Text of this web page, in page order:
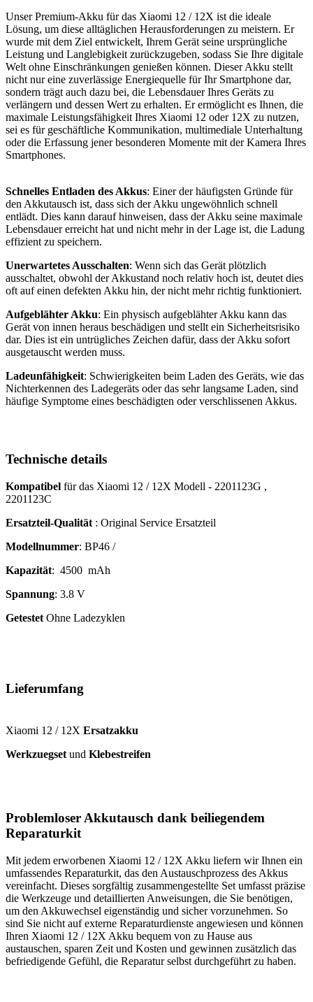
Unser Premium-Akku für das Xiaomi 12 / 12X ist die ideale
Lösung, um diese alltäglichen Herausforderungen zu meistern. Er
wurde mit dem Ziel entwickelt, Ihrem Gerät seine ursprüngliche
Leistung und Langlebigkeit zurückzugeben, sodass Sie Ihre digitale
Welt ohne Einschränkungen genießen können. Dieser Akku stellt
nicht nur eine zuverlässige Energiequelle für Ihr Smartphone dar,
sondern trägt auch dazu bei, die Lebensdauer Ihres Geräts zu
verlängern und dessen Wert zu erhalten. Er ermöglicht es Ihnen, die
maximale Leistungsfähigkeit Ihres Xiaomi 12 oder 12X zu nutzen,
sei es für geschäftliche Kommunikation, multimediale Unterhaltung
oder die Erfassung jener besonderen Momente mit der Kamera Ihres
Smartphones.
Schnelles Entladen des Akkus: Einer der häufigsten Gründe für
den Akkutausch ist, dass sich der Akku ungewöhnlich schnell
entlädt. Dies kann darauf hinweisen, dass der Akku seine maximale
Lebensdauer erreicht hat und nicht mehr in der Lage ist, die Ladung
effizient zu speichern.
Unerwartetes Ausschalten: Wenn sich das Gerät plötzlich
ausschaltet, obwohl der Akkustand noch relativ hoch ist, deutet dies
oft auf einen defekten Akku hin, der nicht mehr richtig funktioniert.
Aufgeblähter Akku: Ein physisch aufgeblähter Akku kann das
Gerät von innen heraus beschädigen und stellt ein Sicherheitsrisiko
dar. Dies ist ein untrügliches Zeichen dafür, dass der Akku sofort
ausgetauscht werden muss.
Ladeunfähigkeit: Schwierigkeiten beim Laden des Geräts, wie das
Nichterkennen des Ladegeräts oder das sehr langsame Laden, sind
häufige Symptome eines beschädigten oder verschlissenen Akkus.
Technische details
Kompatibel für das Xiaomi 12 / 12X Modell - 2201123G ,
2201123C
Ersatzteil-Qualität : Original Service Ersatzteil
Modellnummer: BP46 /
Kapazität: 4500 mAh
Spannung: 3.8 V
Getestet Ohne Ladezyklen
Lieferumfang
Xiaomi 12 / 12X Ersatzakku
Werkzuegset und Klebestreifen
Problemloser Akkutausch dank beiliegendem
Reparaturkit
Mit jedem erworbenen Xiaomi 12 / 12X Akku liefern wir Ihnen ein
umfassendes Reparaturkit, das den Austauschprozess des Akkus
vereinfacht. Dieses sorgfältig zusammengestellte Set umfasst präzise
die Werkzeuge und detaillierten Anweisungen, die Sie benötigen,
um den Akkuwechsel eigenständig und sicher vorzunehmen. So
sind Sie nicht auf externe Reparaturdienste angewiesen und können
Ihren Xiaomi 12 / 12X Akku bequem von zu Hause aus
austauschen, sparen Zeit und Kosten und gewinnen zusätzlich das
befriedigende Gefühl, die Reparatur selbst durchgeführt zu haben.